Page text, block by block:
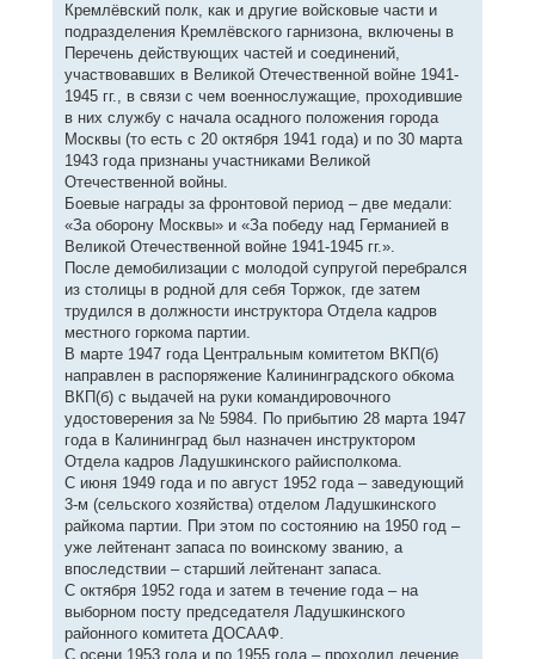
Кремлёвский полк, как и другие войсковые части и
подразделения Кремлёвского гарнизона, включены в
Перечень действующих частей и соединений,
участвовавших в Великой Отечественной войне 1941-
1945 гг., в связи с чем военнослужащие, проходившие
в них службу с начала осадного положения города
Москвы (то есть с 20 октября 1941 года) и по 30 марта
1943 года признаны участниками Великой
Отечественной войны.
Боевые награды за фронтовой период – две медали:
«За оборону Москвы» и «За победу над Германией в
Великой Отечественной войне 1941-1945 гг.».
После демобилизации с молодой супругой перебрался
из столицы в родной для себя Торжок, где затем
трудился в должности инструктора Отдела кадров
местного горкома партии.
В марте 1947 года Центральным комитетом ВКП(б)
направлен в распоряжение Калининградского обкома
ВКП(б) с выдачей на руки командировочного
удостоверения за № 5984. По прибытию 28 марта 1947
года в Калининград был назначен инструктором
Отдела кадров Ладушкинского райисполкома.
С июня 1949 года и по август 1952 года – заведующий
3-м (сельского хозяйства) отделом Ладушкинского
райкома партии. При этом по состоянию на 1950 год –
уже лейтенант запаса по воинскому званию, а
впоследствии – старший лейтенант запаса.
С октября 1952 года и затем в течение года – на
выборном посту председателя Ладушкинского
районного комитета ДОСААФ.
С осени 1953 года и по 1955 года – проходил лечение